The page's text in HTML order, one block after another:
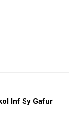
Inf Sy Gafur